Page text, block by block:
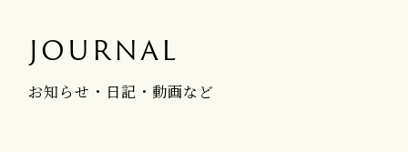
JOURNAL
お知らせ・日記・動画など